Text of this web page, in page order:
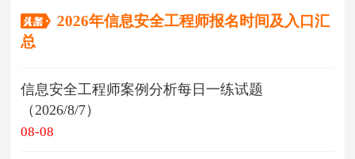
2026年信息安全工程师报名时间及入口汇
总
信息安全工程师案例分析每日一练试题
（2026/8/7）
08-08